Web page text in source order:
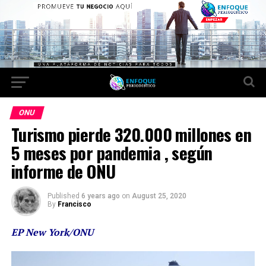
ONU
Turismo pierde 320.000 millones en
5 meses por pandemia , según
informe de ONU
Published 6 years ago on August 25, 2020
By Francisco
EP New York/ONU